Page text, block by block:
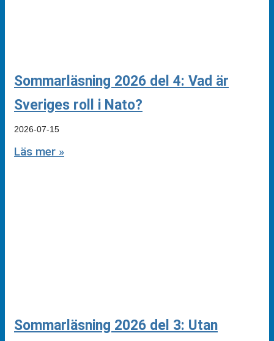
Sommarläsning 2026 del 4: Vad är
Sveriges roll i Nato?
2026-07-15
Läs mer »
Sommarläsning 2026 del 3: Utan